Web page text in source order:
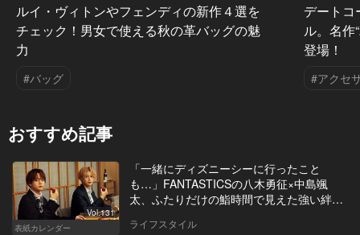
ルイ・ヴィトンやフェンディの新作４選を
チェック！男女で使える秋の革バッグの魅
力
#バッグ
デートコ
ル。名作
登場！
#アクセ
おすすめ記事
Vol.131
表紙カレンダー
「一緒にディズニーシーに行ったこと
も…」FANTASTICSの八木勇征×中島颯
太、ふたりだけの鮨時間で見えた強い絆と
ライフスタイル